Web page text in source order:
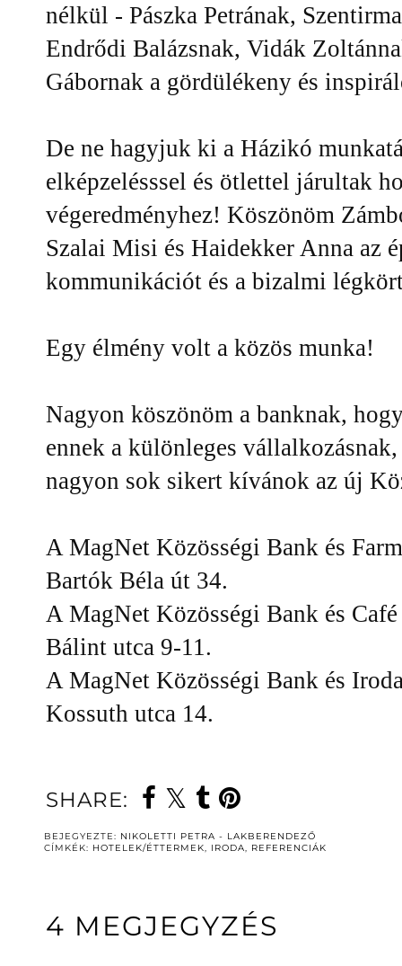
nélkül - Pászka Petrának,
Endrődi Balázsnak, Vidák
Gábornak a gördülékeny és
De ne hagyjuk ki a Házikó
elképzelésssel és ötlettel járultak
végeredményhez! Köszönöm
Szalai Misi és Haidekker Anna az
kommunikációt és a bizalmi
Egy élmény volt a közös munka!
Nagyon köszönöm a banknak,
ennek a különleges
nagyon sok sikert kívánok az új
A MagNet Közösségi Bank és
Bartók Béla út 34.
A MagNet Közösségi Bank és
Bálint utca 9-11.
A MagNet Közösségi Bank és
Kossuth utca 14.
SHARE:
BEJEGYEZTE: NIKOLETTI PETRA - LAKBERENDEZŐ
CÍMKÉK: HOTELEK/ÉTTERMEK, IRODA, REFERENCIÁK
4 MEGJEGYZÉS